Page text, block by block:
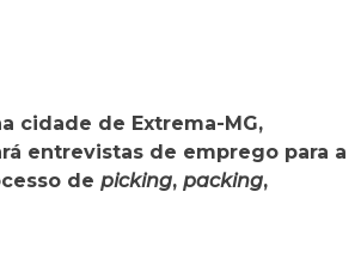
cidade de Extrema-MG,
entrevistas de emprego para a
de picking, packing,